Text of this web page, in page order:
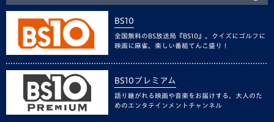
BS10
全国無料のBS放送局『BS10』。クイズにゴルフに
映画に麻雀、楽しい番組てんこ盛り！
BS10プレミアム
語り継がれる映画や音楽をお届けする、大人のた
めのエンタテインメントチャンネル